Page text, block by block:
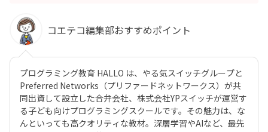
コエテコ編集部おすすめポイント
プログラミング教育 HALLO は、やる気スイッチグループと
Preferred Networks（プリファードネットワークス）が共
同出資して設立した合弁会社、株式会社YPスイッチが運営す
る子ども向けプログラミングスクールです。その魅力は、な
んといっても高クオリティな教材。深層学習やAIなど、最先